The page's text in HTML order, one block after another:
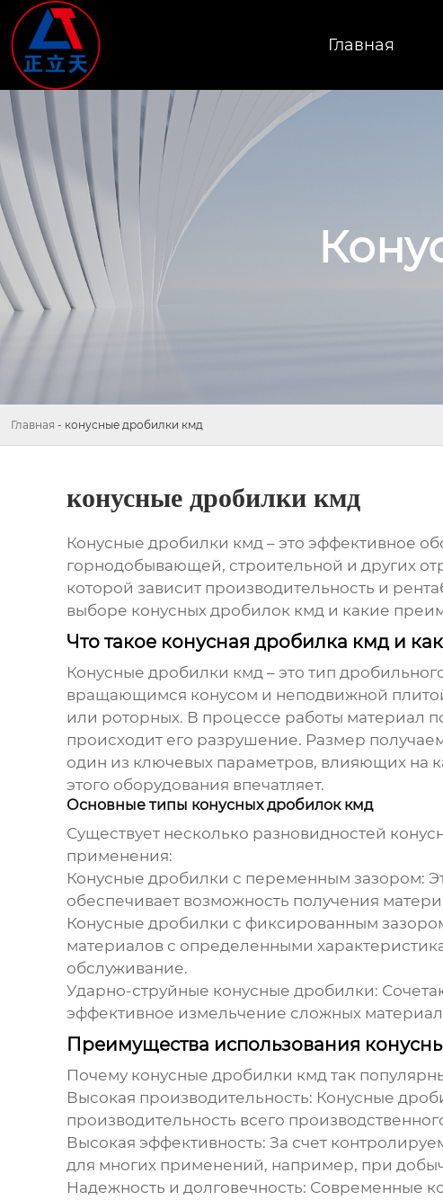
Главная
Главная - конусные дробилки кмд
конусные дробилки кмд
Конусные дробилки кмд– это эффективное
горнодобывающей, строительной и других
которой зависит производительность и
выборе конусных дробилок кмди какие
Что такое конусная дробилка кмд и
Конусные дробилки кмд– это тип
вращающимся конусом и неподвижной
или роторных. В процессе работы материал
происходит его разрушение. Размер
один из ключевых параметров, влияющих на
этого оборудования впечатляет.
Основные типы конусных дробилок кмд
Существует несколько разновидностей
применения:
Конусные дробилки с переменным зазором:
обеспечивает возможность получения
Конусные дробилки с фиксированным
материалов с определенными
обслуживание.
Ударно-струйные конусные дробилки:
эффективное измельчение сложных
Преимущества использования
Почему конусные дробилки кмдтак
Высокая производительность: Конусные
производительность всего
Высокая эффективность: За счет
для многих применений, например, при
Надежность и долговечность: Современные